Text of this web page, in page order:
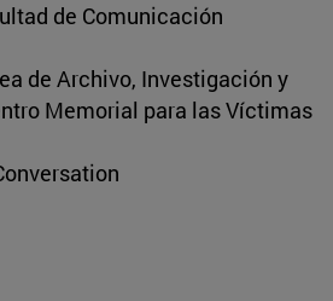
de Comunicación
de Archivo, Investigación y
Memorial para las Víctimas